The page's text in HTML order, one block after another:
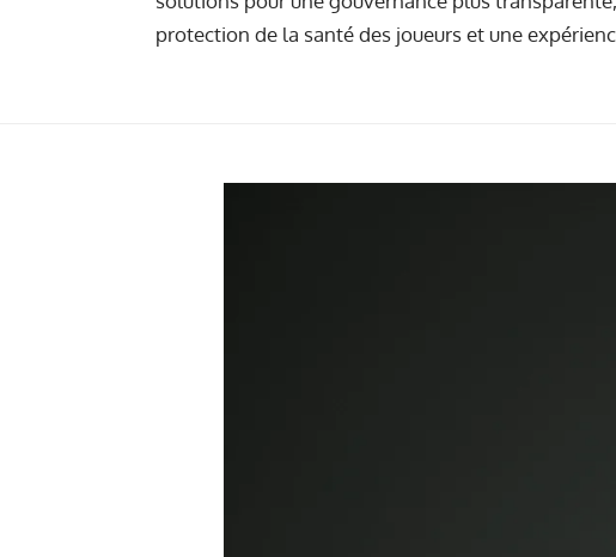
protection de la santé des joueurs et une